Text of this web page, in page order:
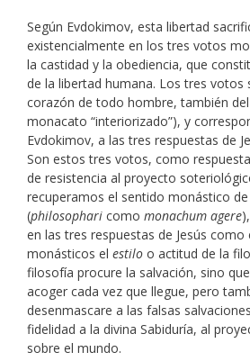
Según Evdokimov, esta libertad
existencialmente en los tres votos
la castidad y la obediencia, que
de la libertad humana. Los tres votos
corazón de todo hombre, también
monacato “interiorizado”), y
Evdokimov, a las tres respuestas de
Son estos tres votos, como
de resistencia al proyecto
recuperamos el sentido monástico
(philosophari como monachum agere
en las tres respuestas de Jesús
monásticos el estilo o actitud de la
filosofía procure la salvación, sino
acoger cada vez que llegue, pero
desenmascare a las falsas
fidelidad a la divina Sabiduría, al
sobre el mundo.